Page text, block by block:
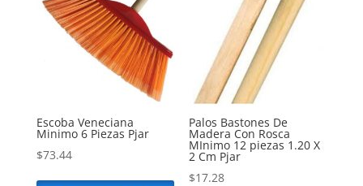
Escoba Veneciana
Minimo 6 Piezas Pjar
$73.44
Palos Bastones De
Madera Con Rosca
MInimo 12 piezas 1.20 X
2 Cm Pjar
$17.28